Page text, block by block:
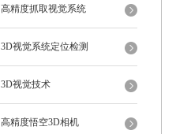
高精度抓取视觉系统
3D视觉系统定位检测
3D视觉技术
高精度悟空3D相机